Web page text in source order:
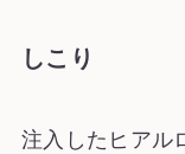
しこり
注入したヒアル